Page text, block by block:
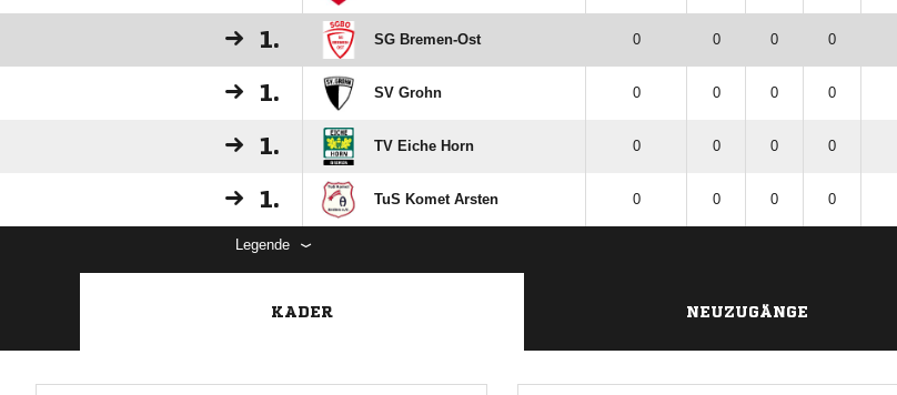
1. SG Bremen-Ost 0 0 0 0
1. SV Grohn 0 0 0 0
1. TV Eiche Horn 0 0 0 0
1. TuS Komet Arsten 0 0 0 0
Legende
KADER NEUZUGÄNGE